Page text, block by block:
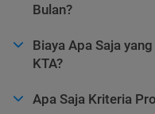
Bulan?
Biaya Apa Saja
KTA?
Apa Saja Kriteria